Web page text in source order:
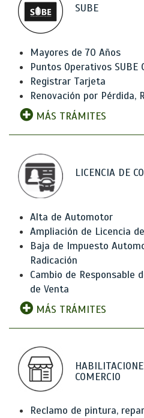
SUBE
Mayores de 70 Años
Puntos Operativos SUBE
Registrar Tarjeta
Renovación por Pérdida,
MÁS TRÁMITES
LICENCIA DE
Alta de Automotor
Ampliación de Licencia
Baja de Impuesto
Radicación
Cambio de Responsable
de Venta
MÁS TRÁMITES
COMERCIO
Reclamo de pintura,